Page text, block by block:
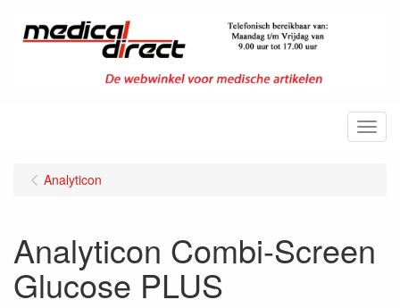
Menu
Analyticon
Analyticon Combi-Screen
Glucose PLUS